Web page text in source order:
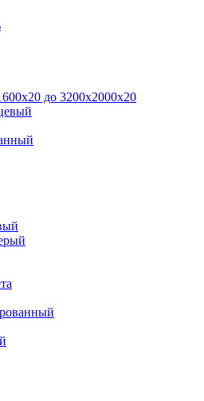
до 3200x2000х20